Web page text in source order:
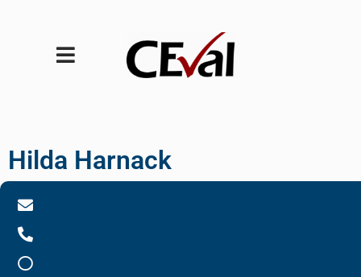
Hilda Harnack